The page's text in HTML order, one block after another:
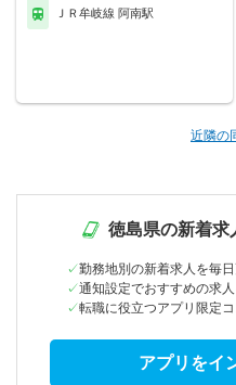
ＪＲ牟岐線 阿南駅
近隣の
徳島県の新着求
勤務地別の新着求人を毎
通知設定でおすすめの求
転職に役立つアプリ限定
アプリをイ